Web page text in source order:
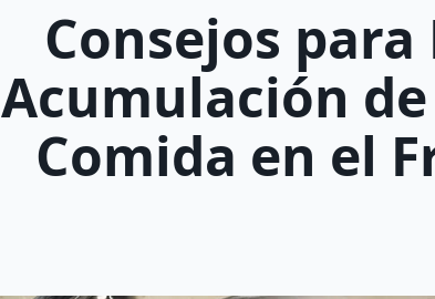
Consejos
Acumulación
Comida en el